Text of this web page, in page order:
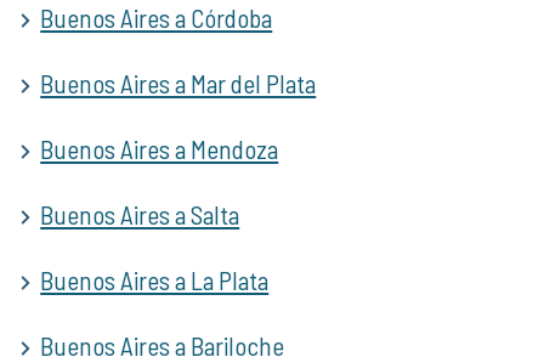
Buenos Aires a Córdoba
Buenos Aires a Mar del Plata
Buenos Aires a Mendoza
Buenos Aires a Salta
Buenos Aires a La Plata
Buenos Aires a Bariloche